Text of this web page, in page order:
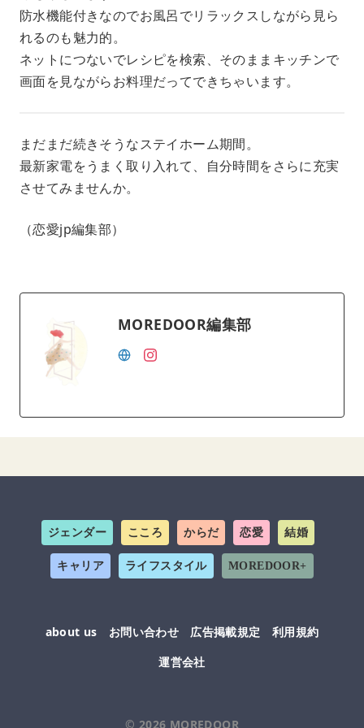
防水機能付きなのでお風呂でリラックスしながら見ら
れるのも魅力的。
ネットにつないでレシピを検索、そのままキッチンで
画面を見ながらお料理だってできちゃいます。
まだまだ続きそうなステイホーム期間。
最新家電をうまく取り入れて、自分時間をさらに充実
させてみませんか。
（恋愛jp編集部）
MOREDOOR編集部
ジェンダー こころ からだ 恋愛 結婚
キャリア ライフスタイル MOREDOOR+
about us お問い合わせ 広告掲載規定
利用規約
運営会社
© 2026 MOREDOOR